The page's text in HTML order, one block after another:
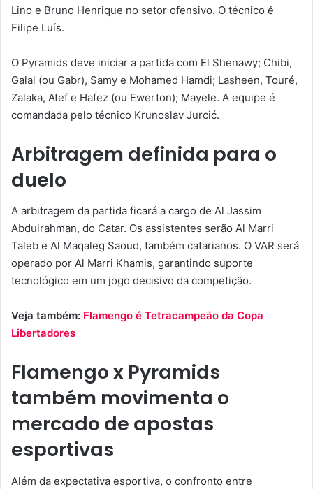
Lino e Bruno Henrique no setor ofensivo. O técnico é
Filipe Luís.
O Pyramids deve iniciar a partida com El Shenawy; Chibi,
Galal (ou Gabr), Samy e Mohamed Hamdi; Lasheen, Touré,
Zalaka, Atef e Hafez (ou Ewerton); Mayele. A equipe é
comandada pelo técnico Krunoslav Jurcić.
Arbitragem definida para o
duelo
A arbitragem da partida ficará a cargo de Al Jassim
Abdulrahman, do Catar. Os assistentes serão Al Marri
Taleb e Al Maqaleg Saoud, também catarianos. O VAR será
operado por Al Marri Khamis, garantindo suporte
tecnológico em um jogo decisivo da competição.
Veja também: Flamengo é Tetracampeão da Copa
Libertadores
Flamengo x Pyramids
também movimenta o
mercado de apostas
esportivas
Além da expectativa esportiva, o confronto entre